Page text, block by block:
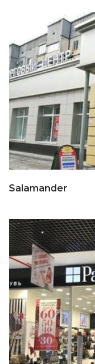
Salamander